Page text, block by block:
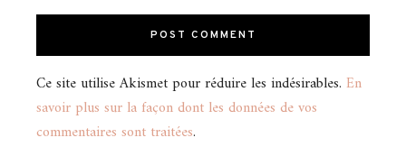
Ce site utilise Akismet pour réduire les indésirables. En
savoir plus sur la façon dont les données de vos
commentaires sont traitées.